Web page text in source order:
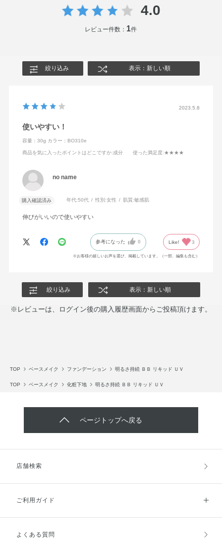
4.0
レビュー件数： 1件
絞り込み 表示：新しい順
2023.5.8
使いやすい！
容量：30g カラー：BO310e
商品を気に入ったポイントはどこですか:成分 使った満足度:★★★★
no name
購入確認済み 年代:50代 性別:女性 肌質:敏感肌
伸びがいいので使いやすい
参考になった 0 Like! 3
※お客様の嬉しいお声を選び、掲載しています。（一部、編集も含む）
絞り込み 表示：新しい順
※レビューは、ログイン後の購入履歴画面からご投稿頂けます。
TOP ベースメイク ファンデーション 明るさ持続 ＢＢ リキッド ＵＶ
TOP ベースメイク 化粧下地 明るさ持続 ＢＢ リキッド ＵＶ
ページトップへ戻る
店舗検索
ご利用ガイド
ご利用ガイドトップ
よくある質問